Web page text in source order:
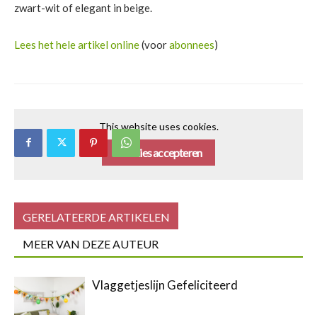
zwart-wit of elegant in beige.
Lees het hele artikel online(voorabonnees)
This website uses cookies.
Cookies accepteren
GERELATEERDE ARTIKELEN
MEER VAN DEZE AUTEUR
Vlaggetjeslijn Gefeliciteerd